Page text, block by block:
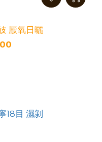
厭氧日曬